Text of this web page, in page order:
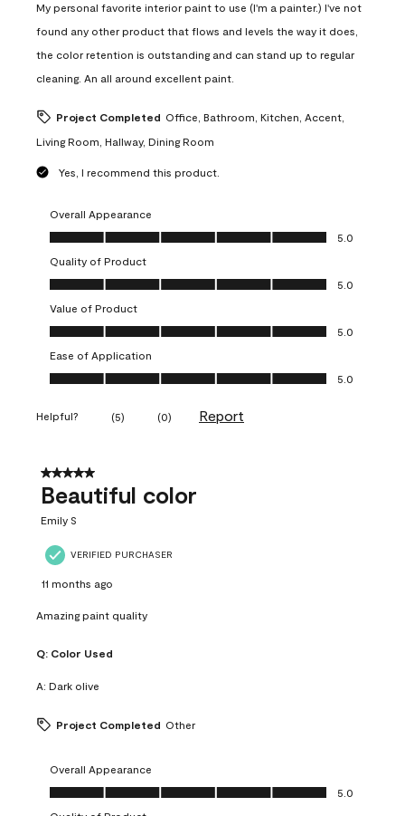
My personal favorite interior paint to use (I'm a painter.) I've not
found any other product that flows and levels the way it does,
the color retention is outstanding and can stand up to regular
cleaning. An all around excellent paint.
Project Completed Office, Bathroom, Kitchen, Accent,
Living Room, Hallway, Dining Room
Yes, I recommend this product.
Overall Appearance
Overall Appearance, 5.0 out of 5
5.0
Quality of Product
Quality of Product, 5.0 out of 5
5.0
Value of Product
Value of Product, 5.0 out of 5
5.0
Ease of Application
Ease of Application, 5.0 out of 5
5.0
Helpful? (5) (0) Report
5 out of 5 stars.
Beautiful color
Emily S
VERIFIED PURCHASER
11 months ago
Amazing paint quality
Q: Color Used
A: Dark olive
Project Completed Other
Overall Appearance
Overall Appearance, 5.0 out of 5
5.0